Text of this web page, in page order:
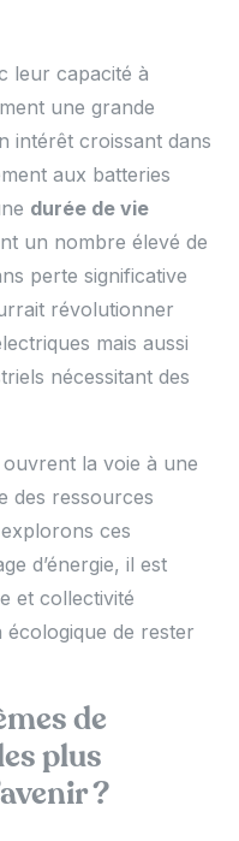
leur capacité à
une grande
intérêt croissant dans
aux batteries
durée de vie
un nombre élevé de
perte significative
révolutionner
mais aussi
nécessitant des
la voie à une
des ressources
ces
d’énergie, il est
et collectivité
écologique de rester
de
plus
?